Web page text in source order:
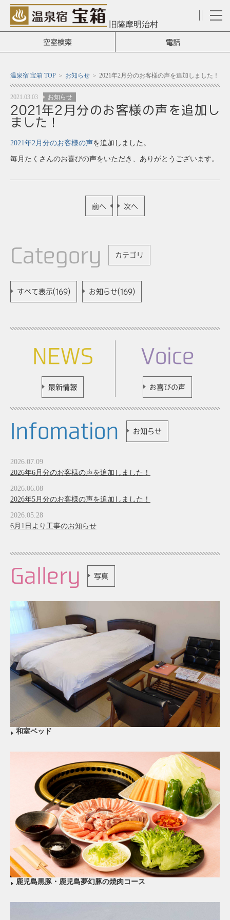
旧薩摩明治村
空室検索 電話
温泉宿 宝箱 TOP お知らせ 2021年2月分のお客様の声を追加しました！
2021.03.03 お知らせ
2021年2月分のお客様の声を追加し
ました！
2021年2月分のお客様の声を追加しました。
毎月たくさんのお喜びの声をいただき、ありがとうございます。
前へ 次へ
Category カテゴリ
すべて表示(169) お知らせ(169)
NEWS
最新情報
Voice
お喜びの声
Infomation お知らせ
2026.07.09
2026年6月分のお客様の声を追加しました！
2026.06.08
2026年5月分のお客様の声を追加しました！
2026.05.28
6月1日より工事のお知らせ
Gallery 写真
和室ベッド
鹿児島黒豚・鹿児島夢幻豚の焼肉コース